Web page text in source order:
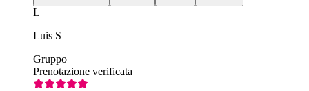
L
Luis S
Gruppo
Prenotazione verificata